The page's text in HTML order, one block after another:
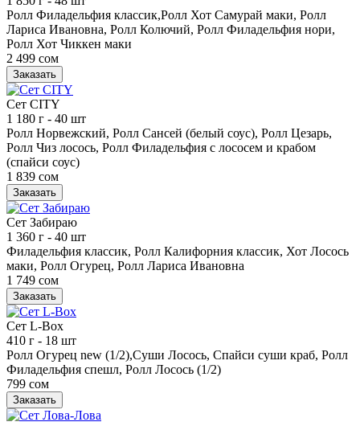
Ролл Филадельфия классик,Ролл Хот Самурай маки, Ролл
Лариса Ивановна, Ролл Колючий, Ролл Филадельфия нори,
Ролл Хот Чиккен маки
2 499 сом
Заказать
Сет CITY
1 180 г - 40 шт
Ролл Норвежский, Ролл Сансей (белый соус), Ролл Цезарь,
Ролл Чиз лосось, Ролл Филадельфия с лососем и крабом
(спайси соус)
1 839 сом
Заказать
Сет Забираю
1 360 г - 40 шт
Филадельфия классик, Ролл Калифорния классик, Хот Лосось
маки, Ролл Огурец, Ролл Лариса Ивановна
1 749 сом
Заказать
Сет L-Box
410 г - 18 шт
Ролл Огурец new (1/2),Суши Лосось, Спайси суши краб, Ролл
Филадельфия спешл, Ролл Лосось (1/2)
799 сом
Заказать